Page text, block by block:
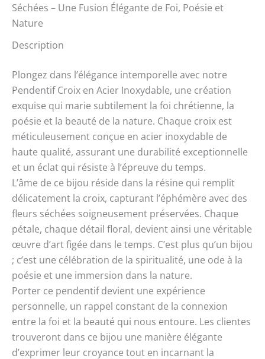
Séchées – Une Fusion Élégante de Foi, Poésie et
Nature
Description
Plongez dans l’élégance intemporelle avec notre
Pendentif Croix en Acier Inoxydable, une création
exquise qui marie subtilement la foi chrétienne, la
poésie et la beauté de la nature. Chaque croix est
méticuleusement conçue en acier inoxydable de
haute qualité, assurant une durabilité exceptionnelle
et un éclat qui résiste à l’épreuve du temps.
L’âme de ce bijou réside dans la résine qui remplit
délicatement la croix, capturant l’éphémère avec des
fleurs séchées soigneusement préservées. Chaque
pétale, chaque détail floral, devient ainsi une véritable
œuvre d’art figée dans le temps. C’est plus qu’un bijou
; c’est une célébration de la spiritualité, une ode à la
poésie et une immersion dans la nature.
Porter ce pendentif devient une expérience
personnelle, un rappel constant de la connexion
entre la foi et la beauté qui nous entoure. Les clientes
trouveront dans ce bijou une manière élégante
d’exprimer leur croyance tout en incarnant la